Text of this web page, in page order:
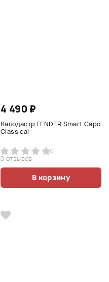
4 490 ₽
Каподастр FENDER Smart Capo
Classical
0
0 отзывов
В корзину